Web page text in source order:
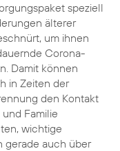
speziell
älterer
um ihnen
Corona-
Damit können
in Zeiten der
den Kontakt
Familie
wichtige
gerade auch über